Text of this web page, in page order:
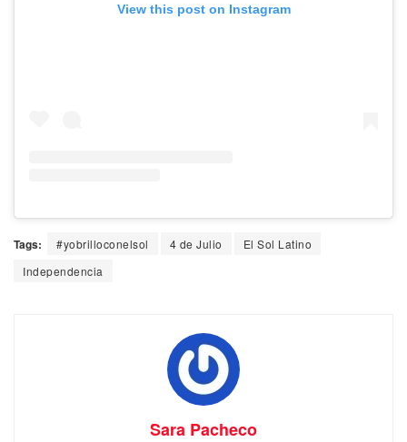
View this post on Instagram
Tags: #yobrilloconelsol 4 de Julio
El Sol Latino
Independencia
Sara Pacheco